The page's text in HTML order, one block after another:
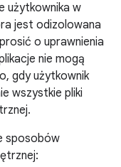
użytkownika w
jest odizolowana
o uprawnienia
nie mogą
gdy użytkownik
wszystkie pliki
sposobów